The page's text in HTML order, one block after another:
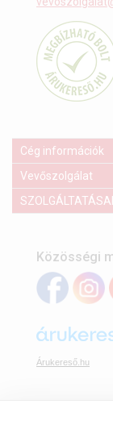
Cég információk
Vevőszolgálat
Közösségi
Árukereső.hu